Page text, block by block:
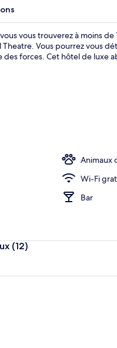
vous trouverez à moins
Vous pourrez vous
forces. Cet hôtel de luxe
Animaux
Wi-Fi
Bar
(12)